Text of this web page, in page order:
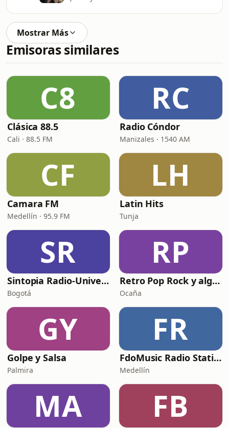
Mostrar Más
Emisoras similares
C8
Clásica 88.5
Cali · 88.5 FM
RC
Radio Cóndor
Manizales · 1540 AM
CF
Camara FM
Medellín · 95.9 FM
LH
Latin Hits
Tunja
SR
Sintopia Radio-Universidad Central
Bogotá
RP
Retro Pop Rock y algo más
Ocaña
GY
Golpe y Salsa
Palmira
FR
FdoMusic Radio Station Online
Medellín
MA FB